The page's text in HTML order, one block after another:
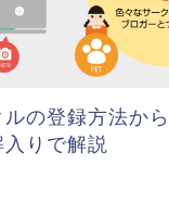
の登録方法か
りで解説